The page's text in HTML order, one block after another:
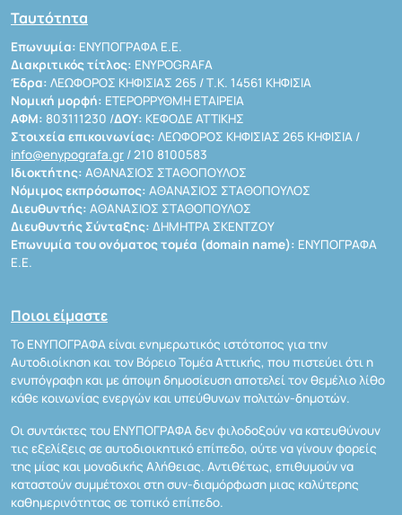
Ταυτότητα
Επωνυμία: ΕΝΥΠΟΓΡΑΦΑ Ε.Ε.
Διακριτικός τίτλος: ENYPOGRAFA
Έδρα: ΛΕΩΦΟΡΟΣ ΚΗΦΙΣΙΑΣ 265 / Τ.Κ. 14561 ΚΗΦΙΣΙΑ
Νομική μορφή: ΕΤΕΡΟΡΡΥΘΜΗ ΕΤΑΙΡΕΙΑ
ΑΦΜ: 803111230 /ΔΟΥ: ΚΕΦΟΔΕ ΑΤΤΙΚΗΣ
Στοιχεία επικοινωνίας: ΛΕΩΦΟΡΟΣ ΚΗΦΙΣΙΑΣ 265 ΚΗΦΙΣΙΑ /
info@enypografa.gr / 210 8100583
Ιδιοκτήτης: ΑΘΑΝΑΣΙΟΣ ΣΤΑΘΟΠΟΥΛΟΣ
Νόμιμος εκπρόσωπος: ΑΘΑΝΑΣΙΟΣ ΣΤΑΘΟΠΟΥΛΟΣ
Διευθυντής: ΑΘΑΝΑΣΙΟΣ ΣΤΑΘΟΠΟΥΛΟΣ
Διευθυντής Σύνταξης: ΔΗΜΗΤΡΑ ΣΚΕΝΤΖΟΥ
Επωνυμία του ονόματος τομέα (domain name): ΕΝΥΠΟΓΡΑΦΑ
Ε.Ε.
Ποιοι είμαστε
Το ΕΝΥΠΟΓΡΑΦΑ είναι ενημερωτικός ιστότοπος για την
Αυτοδιοίκηση και τον Βόρειο Τομέα Αττικής, που πιστεύει ότι η
ενυπόγραφη και με άποψη δημοσίευση αποτελεί τον θεμέλιο λίθο
κάθε κοινωνίας ενεργών και υπεύθυνων πολιτών-δημοτών.
Οι συντάκτες του ΕΝΥΠΟΓΡΑΦΑ δεν φιλοδοξούν να κατευθύνουν
τις εξελίξεις σε αυτοδιοικητικό επίπεδο, ούτε να γίνουν φορείς
της μίας και μοναδικής Αλήθειας. Αντιθέτως, επιθυμούν να
καταστούν συμμέτοχοι στη συν-διαμόρφωση μιας καλύτερης
καθημερινότητας σε τοπικό επίπεδο.